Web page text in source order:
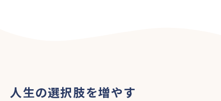
人生の選択肢を増やす